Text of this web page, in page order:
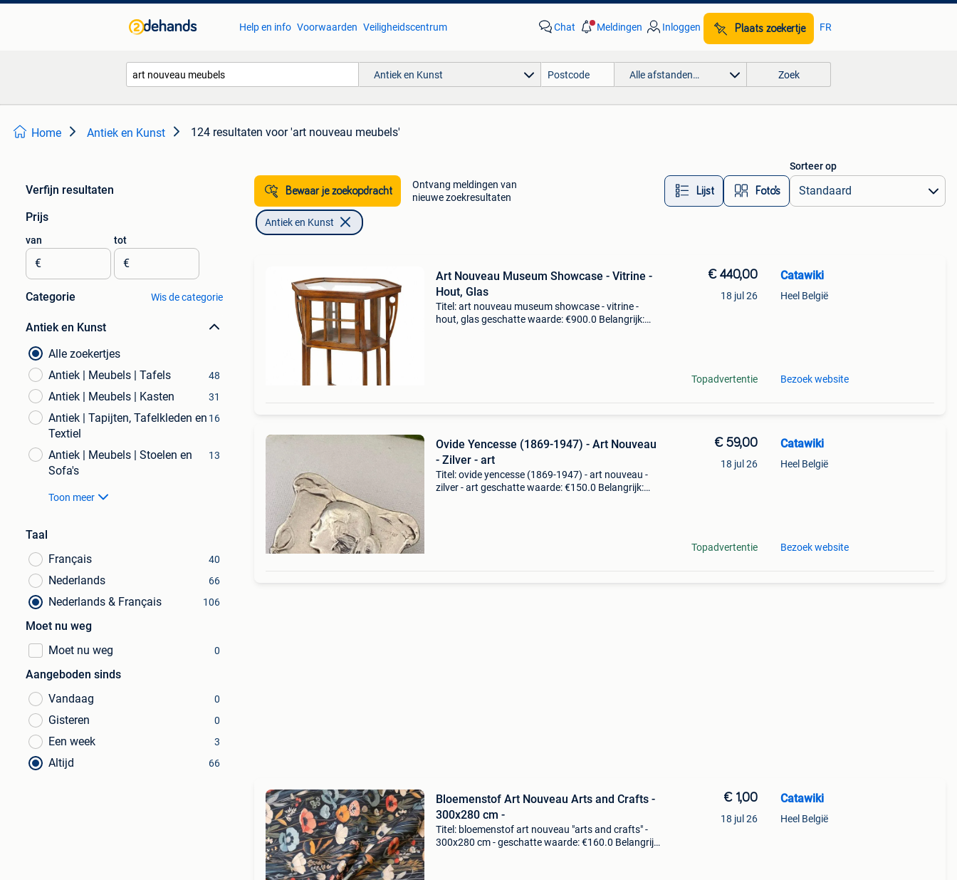
Help en info Voorwaarden Veiligheidscentrum Chat Meldingen Inloggen Plaats zoekertje FR
Antiek en Kunst Alle afstanden… Zoek
Home Antiek en Kunst 124 resultaten voor 'art nouveau meubels'
Verfijn resultaten
Prijs
van
€
tot
€
Categorie Wis de categorie
Antiek en Kunst
Alle zoekertjes
Antiek | Meubels | Tafels
48
Antiek | Meubels | Kasten 31
Antiek | Tapijten, Tafelkleden en
Textiel
16
Antiek | Meubels | Stoelen en
Sofa's
13
Toon meer
Taal
Français
40
Nederlands 66
Nederlands & Français 106
Moet nu weg
Moet nu weg
0
Aangeboden sinds
Vandaag
0
Gisteren 0
Een week 3
Altijd 66
Bewaar je zoekopdracht
Ontvang meldingen van
nieuwe zoekresultaten
Lijst Foto’s
Sorteer op
Antiek en Kunst
Art Nouveau Museum Showcase - Vitrine -
Hout, Glas
Titel: art nouveau museum showcase - vitrine -
hout, glas geschatte waarde: €900.0 Belangrijk:
€ 440,00
18 jul 26
Topadvertentie
Catawiki
Heel België
Bezoek website
Ovide Yencesse (1869-1947) - Art Nouveau
- Zilver - art
Titel: ovide yencesse (1869-1947) - art nouveau -
zilver - art geschatte waarde: €150.0 Belangrijk:
€ 59,00
18 jul 26
Topadvertentie
Catawiki
Heel België
Bezoek website
Bloemenstof Art Nouveau Arts and Crafts -
300x280 cm -
Titel: bloemenstof art nouveau "arts and crafts" -
300x280 cm - geschatte waarde: €160.0 Belangrijk:
€ 1,00
18 jul 26
Catawiki
Heel België